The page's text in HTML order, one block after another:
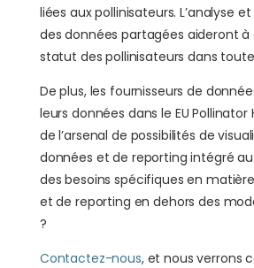
liées aux pollinisateurs. L’analyse
des données partagées aideront
statut des pollinisateurs dans toute
De plus, les fournisseurs de
leurs données dans le EU
de l’arsenal de possibilités de
données et de reporting intégré
des besoins spécifiques en
et de reporting en dehors des
?
Contactez-nous, et nous verrons